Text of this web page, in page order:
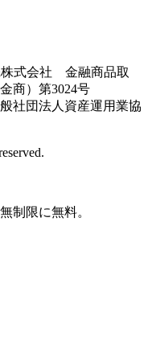
株式会社 金融商品取
商）第3024号
社団法人資産運用業協
制限に無料。